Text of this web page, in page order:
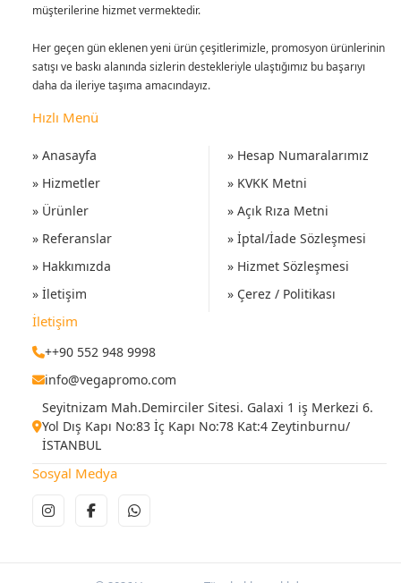
müşterilerine hizmet vermektedir.
Her geçen gün eklenen yeni ürün çeşitlerimizle, promosyon ürünlerinin
satışı ve baskı alanında sizlerin destekleriyle ulaştığımız bu başarıyı
daha da ileriye taşıma amacındayız.
Hızlı Menü
» Anasayfa
» Hizmetler
» Ürünler
» Referanslar
» Hakkımızda
» İletişim
» Hesap Numaralarımız
» KVKK Metni
» Açık Rıza Metni
» İptal/İade Sözleşmesi
» Hizmet Sözleşmesi
» Çerez / Politikası
İletişim
++90 552 948 9998
info@vegapromo.com
Seyitnizam Mah.Demirciler Sitesi. Galaxi 1 iş Merkezi 6.
Yol Dış Kapı No:83 İç Kapı No:78 Kat:4 Zeytinburnu/
İSTANBUL
Sosyal Medya